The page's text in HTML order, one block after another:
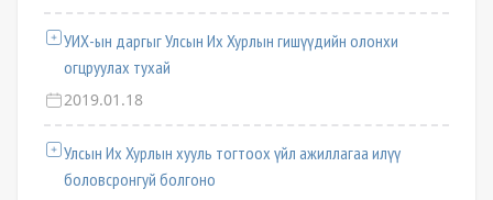
УИХ-ын даргыг Улсын Их Хурлын гишүүдийн олонхи
огцруулах тухай
2019.01.18
Улсын Их Хурлын хууль тогтоох үйл ажиллагаа илүү
боловсронгуй болгоно